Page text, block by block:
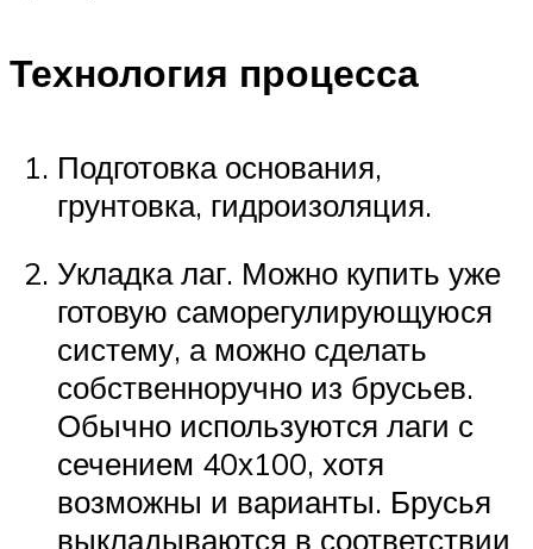
Технология процесса
Подготовка основания,
грунтовка, гидроизоляция.
Укладка лаг. Можно купить уже
готовую саморегулирующуюся
систему, а можно сделать
собственноручно из брусьев.
Обычно используются лаги с
сечением 40х100, хотя
возможны и варианты. Брусья
выкладываются в соответствии